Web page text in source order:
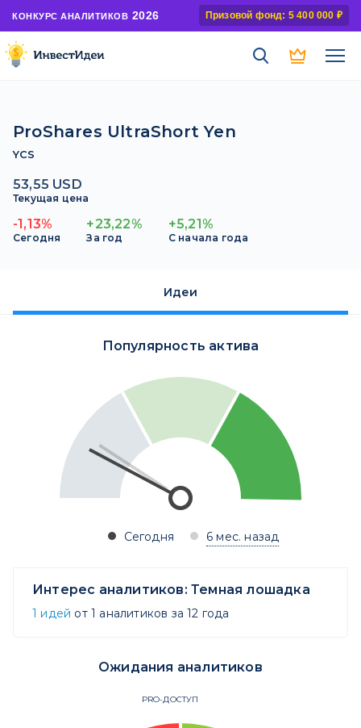
КОНКУРС АНАЛИТИКОВ 2026 Призовой фонд: 5 400 000 ₽
ProShares UltraShort Yen
YCS
53,55 USD
Текущая цена
-1,13%
Сегодня
+23,22%
За год
+5,21%
С начала года
Идеи
Популярность актива
Сегодня 6 мес. назад
Интерес аналитиков: Темная лошадка
1 идей от 1 аналитиков за 12 года
Ожидания аналитиков
PRO-ДОСТУП